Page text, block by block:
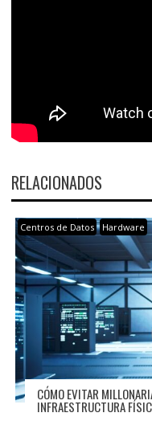
RELACIONADOS
Centros de Datos Hardware
CÓMO EVITAR
INFRAESTRUCTURA